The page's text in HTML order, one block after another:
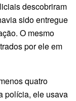
descobriram
sido entregue
O mesmo
por ele em
quatro
polícia, ele usava